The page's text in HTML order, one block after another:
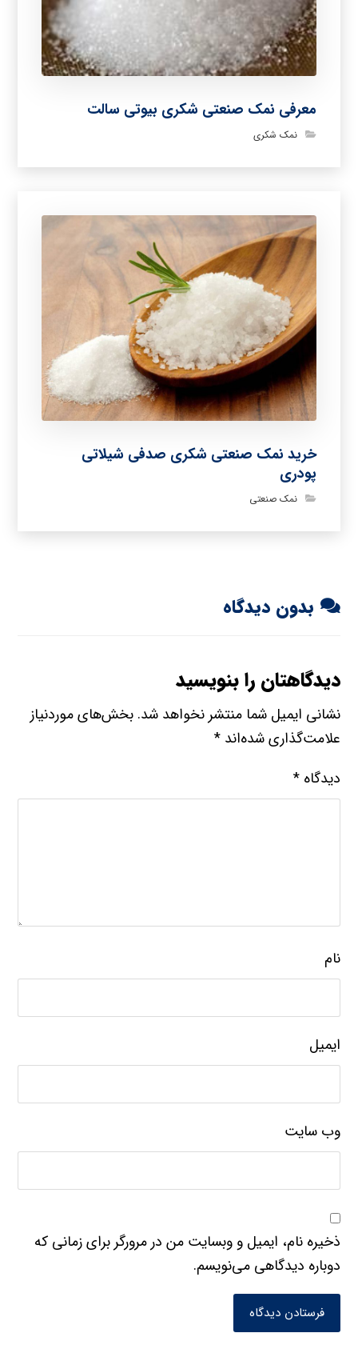
معرفی نمک صنعتی شکری بیوتی سالت
نمک شکری
خرید نمک صنعتی شکری صدفی شیلاتی
پودری
نمک صنعتی
بدون دیدگاه
دیدگاهتان را بنویسید
نشانی ایمیل شما منتشر نخواهد شد. بخش‌های موردنیاز
علامت‌گذاری شده‌اند*
دیدگاه*
نام
ایمیل
وب‌ سایت
ذخیره نام، ایمیل و وبسایت من در مرورگر برای زمانی که
دوباره دیدگاهی می‌نویسم.
فرستادن دیدگاه